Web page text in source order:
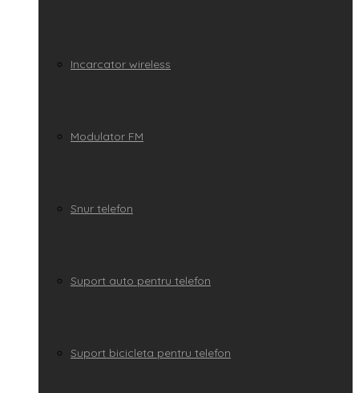
Incarcator wireless
Modulator FM
Snur telefon
Suport auto pentru telefon
Suport bicicleta pentru telefon